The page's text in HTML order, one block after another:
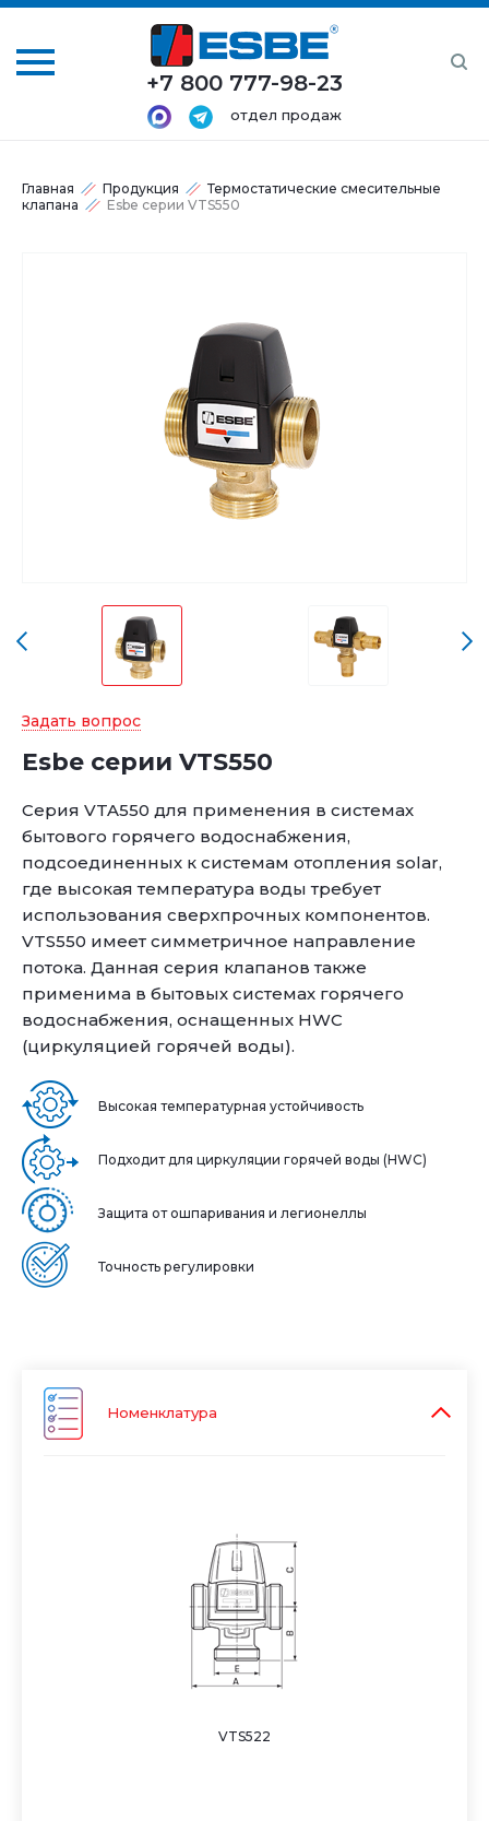
+7 800 777-98-23
отдел продаж
Главная Продукция
Термостатические смесительные
клапана
Esbe серии VTS550
Задать вопрос
Esbe серии VTS550
Серия VTA550 для применения в системах
бытового горячего водоснабжения,
подсоединенных к системам отопления solar,
где высокая температура воды требует
использования сверхпрочных компонентов.
VTS550 имеет симметричное направление
потока. Данная серия клапанов также
применима в бытовых системах горячего
водоснабжения, оснащенных HWC
(циркуляцией горячей воды).
Высокая температурная устойчивость
Подходит для циркуляции горячей воды (HWC)
Защита от ошпаривания и легионеллы
Точность регулировки
Номенклатура
VTS522